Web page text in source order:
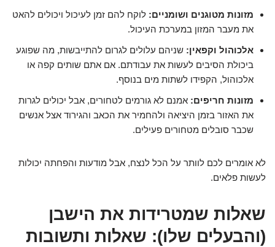
מזונות מטוגנים ושומניים: לוקח להם זמן לעיכול ויכולים להאט
את מעבר המזון במערכת העיכול.
אלכוהול וקפאין: שניהם עלולים לגרום להתייבשות, מה שפוגע
ביכולת הסיבים לעשות את עבודתם. אם אתם שותים קפה או
אלכוהול, הקפידו לשתות מים בנוסף.
מזונות חריפים: אמנם לא גורמים לטחורים, אבל יכולים לגרות
את האזור בזמן היציאה ולהחמיר את הכאב והגירוד אצל אנשים
שכבר סובלים מטחורים פעילים.
לא אומרים לכם לוותר על הכל לנצח, אבל מודעות והפחתה יכולות
לעשות פלאים.
שאלות שמטרידות את הישבן
(והבעלים שלו): שאלות ותשובות